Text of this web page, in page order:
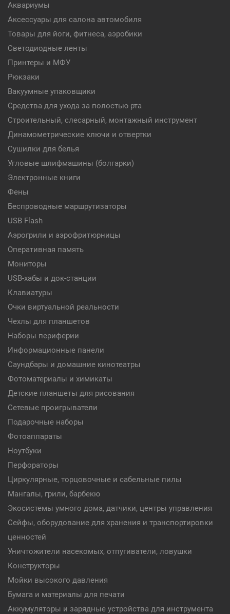
Аквариумы
Аксессуары для салона автомобиля
Товары для йоги, фитнеса, аэробики
Светодиодные ленты
Принтеры и МФУ
Рюкзаки
Вакуумные упаковщики
Средства для ухода за полостью рта
Строительный, слесарный, монтажный инструмент
Динамометрические ключи и отвертки
Сушилки для белья
Угловые шлифмашины (болгарки)
Электронные книги
Фены
Беспроводные маршрутизаторы
USB Flash
Аэрогрили и аэрофритюрницы
Оперативная память
Мониторы
USB-хабы и док-станции
Клавиатуры
Очки виртуальной реальности
Чехлы для планшетов
Наборы периферии
Информационные панели
Саундбары и домашние кинотеатры
Фотоматериалы и химикаты
Детские планшеты для рисования
Сетевые проигрыватели
Подарочные наборы
Фотоаппараты
Ноутбуки
Перфораторы
Циркулярные, торцовочные и сабельные пилы
Мангалы, грили, барбекю
Экосистемы умного дома, датчики, центры управления
Сейфы, оборудование для хранения и транспортировки
ценностей
Уничтожители насекомых, отпугиватели, ловушки
Конструкторы
Мойки высокого давления
Бумага и материалы для печати
Аккумуляторы и зарядные устройства для инструмента